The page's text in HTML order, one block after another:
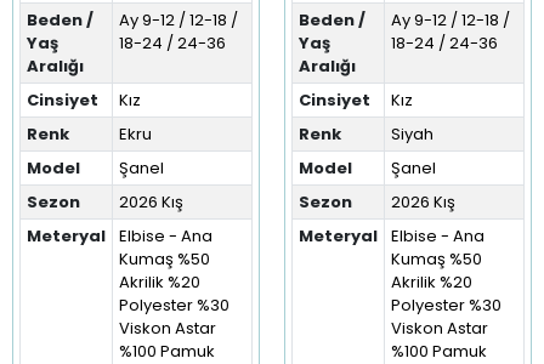
Beden /
Yaş
Aralığı
Ay 9-12 / 12-18 /
18-24 / 24-36
Cinsiyet
Kız
Renk
Ekru
Model
Şanel
Sezon
2026 Kış
Meteryal Elbise - Ana
Kumaş %50
Akrilik %20
Polyester %30
Viskon Astar
%100 Pamuk
Beden /
Yaş
Aralığı
Ay 9-12 / 12-18 /
18-24 / 24-36
Cinsiyet
Kız
Renk
Siyah
Model
Şanel
Sezon
2026 Kış
Meteryal Elbise - Ana
Kumaş %50
Akrilik %20
Polyester %30
Viskon Astar
%100 Pamuk